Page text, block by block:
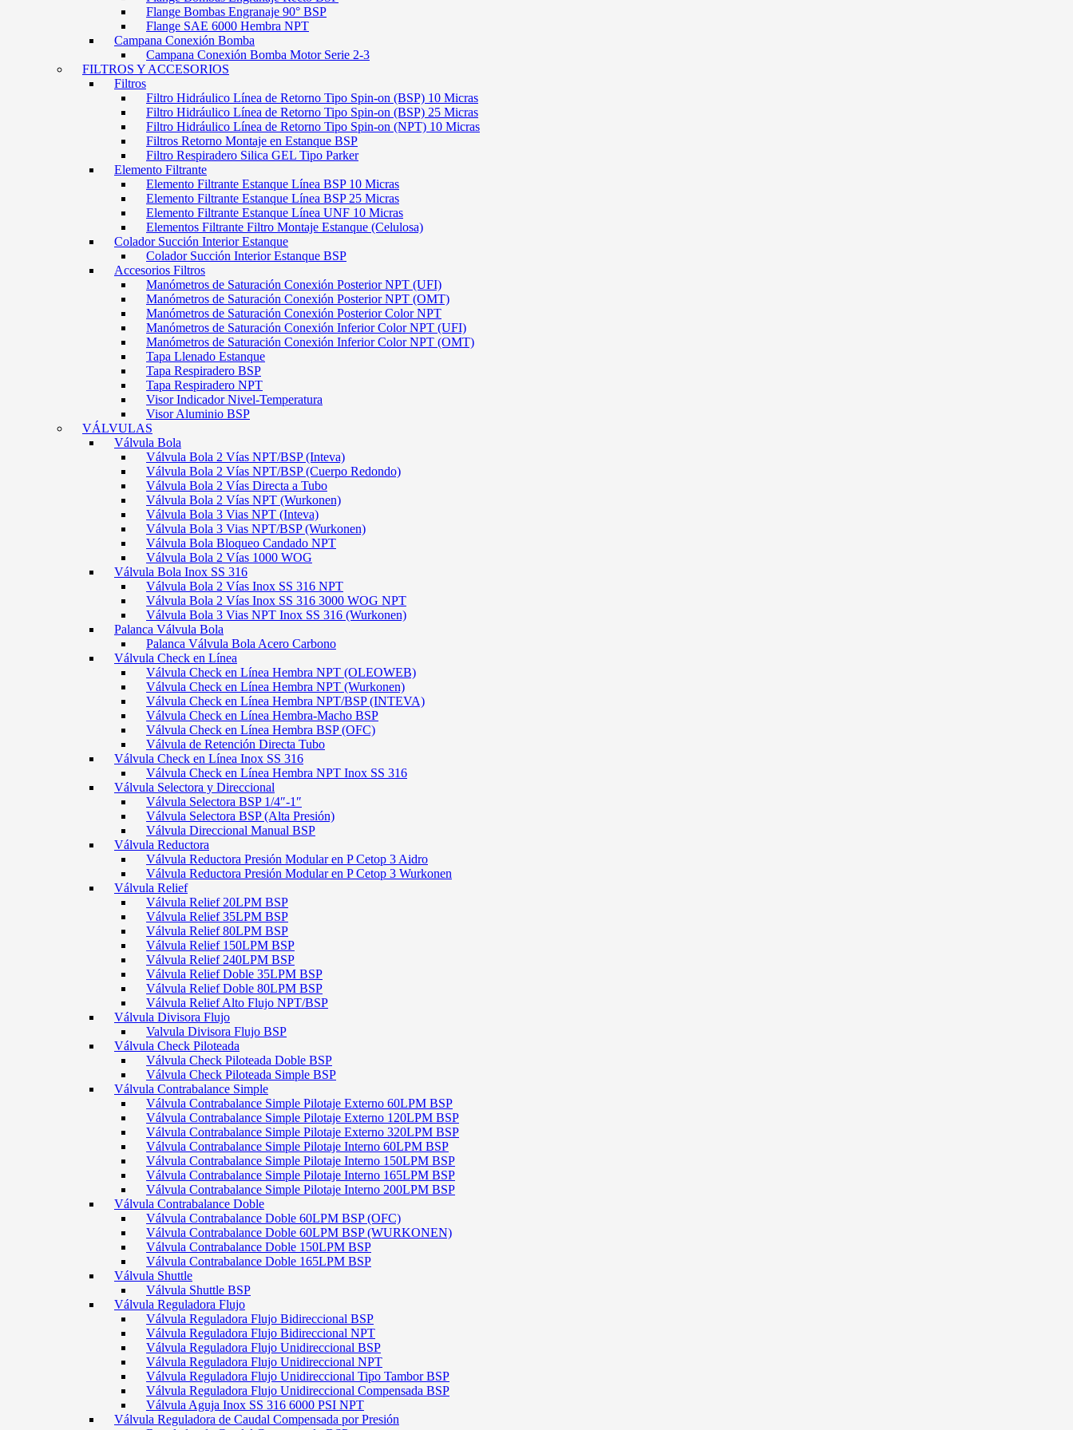
Flange Bombas Engranaje 90° BSP
Flange SAE 6000 Hembra NPT
Campana Conexión Bomba
Campana Conexión Bomba Motor Serie 2-3
FILTROS Y ACCESORIOS
Filtros
Filtro Hidráulico Línea de Retorno Tipo Spin-on (BSP) 10 Micras
Filtro Hidráulico Línea de Retorno Tipo Spin-on (BSP) 25 Micras
Filtro Hidráulico Línea de Retorno Tipo Spin-on (NPT) 10 Micras
Filtros Retorno Montaje en Estanque BSP
Filtro Respiradero Silica GEL Tipo Parker
Elemento Filtrante
Elemento Filtrante Estanque Línea BSP 10 Micras
Elemento Filtrante Estanque Línea BSP 25 Micras
Elemento Filtrante Estanque Línea UNF 10 Micras
Elementos Filtrante Filtro Montaje Estanque (Celulosa)
Colador Succión Interior Estanque
Colador Succión Interior Estanque BSP
Accesorios Filtros
Manómetros de Saturación Conexión Posterior NPT (UFI)
Manómetros de Saturación Conexión Posterior NPT (OMT)
Manómetros de Saturación Conexión Posterior Color NPT
Manómetros de Saturación Conexión Inferior Color NPT (UFI)
Manómetros de Saturación Conexión Inferior Color NPT (OMT)
Tapa Llenado Estanque
Tapa Respiradero BSP
Tapa Respiradero NPT
Visor Indicador Nivel-Temperatura
Visor Aluminio BSP
VÁLVULAS
Válvula Bola
Válvula Bola 2 Vías NPT/BSP (Inteva)
Válvula Bola 2 Vías NPT/BSP (Cuerpo Redondo)
Válvula Bola 2 Vías Directa a Tubo
Válvula Bola 2 Vías NPT (Wurkonen)
Válvula Bola 3 Vias NPT (Inteva)
Válvula Bola 3 Vias NPT/BSP (Wurkonen)
Válvula Bola Bloqueo Candado NPT
Válvula Bola 2 Vías 1000 WOG
Válvula Bola Inox SS 316
Válvula Bola 2 Vías Inox SS 316 NPT
Válvula Bola 2 Vías Inox SS 316 3000 WOG NPT
Válvula Bola 3 Vias NPT Inox SS 316 (Wurkonen)
Palanca Válvula Bola
Palanca Válvula Bola Acero Carbono
Válvula Check en Línea
Válvula Check en Línea Hembra NPT (OLEOWEB)
Válvula Check en Línea Hembra NPT (Wurkonen)
Válvula Check en Línea Hembra NPT/BSP (INTEVA)
Válvula Check en Línea Hembra-Macho BSP
Válvula Check en Línea Hembra BSP (OFC)
Válvula de Retención Directa Tubo
Válvula Check en Línea Inox SS 316
Válvula Check en Línea Hembra NPT Inox SS 316
Válvula Selectora y Direccional
Válvula Selectora BSP 1/4″-1″
Válvula Selectora BSP (Alta Presión)
Válvula Direccional Manual BSP
Válvula Reductora
Válvula Reductora Presión Modular en P Cetop 3 Aidro
Válvula Reductora Presión Modular en P Cetop 3 Wurkonen
Válvula Relief
Válvula Relief 20LPM BSP
Válvula Relief 35LPM BSP
Válvula Relief 80LPM BSP
Válvula Relief 150LPM BSP
Válvula Relief 240LPM BSP
Válvula Relief Doble 35LPM BSP
Válvula Relief Doble 80LPM BSP
Válvula Relief Alto Flujo NPT/BSP
Válvula Divisora Flujo
Valvula Divisora Flujo BSP
Válvula Check Piloteada
Válvula Check Piloteada Doble BSP
Válvula Check Piloteada Simple BSP
Válvula Contrabalance Simple
Válvula Contrabalance Simple Pilotaje Externo 60LPM BSP
Válvula Contrabalance Simple Pilotaje Externo 120LPM BSP
Válvula Contrabalance Simple Pilotaje Externo 320LPM BSP
Válvula Contrabalance Simple Pilotaje Interno 60LPM BSP
Válvula Contrabalance Simple Pilotaje Interno 150LPM BSP
Válvula Contrabalance Simple Pilotaje Interno 165LPM BSP
Válvula Contrabalance Simple Pilotaje Interno 200LPM BSP
Válvula Contrabalance Doble
Válvula Contrabalance Doble 60LPM BSP (OFC)
Válvula Contrabalance Doble 60LPM BSP (WURKONEN)
Válvula Contrabalance Doble 150LPM BSP
Válvula Contrabalance Doble 165LPM BSP
Válvula Shuttle
Válvula Shuttle BSP
Válvula Reguladora Flujo
Válvula Reguladora Flujo Bidireccional BSP
Válvula Reguladora Flujo Bidireccional NPT
Válvula Reguladora Flujo Unidireccional BSP
Válvula Reguladora Flujo Unidireccional NPT
Válvula Reguladora Flujo Unidireccional Tipo Tambor BSP
Válvula Reguladora Flujo Unidireccional Compensada BSP
Válvula Aguja Inox SS 316 6000 PSI NPT
Válvula Reguladora de Caudal Compensada por Presión